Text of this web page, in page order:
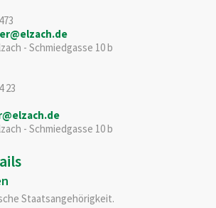
- Schmiedgasse 10 b
23
- Schmiedgasse 10 b
Staatsangehörigkeit.